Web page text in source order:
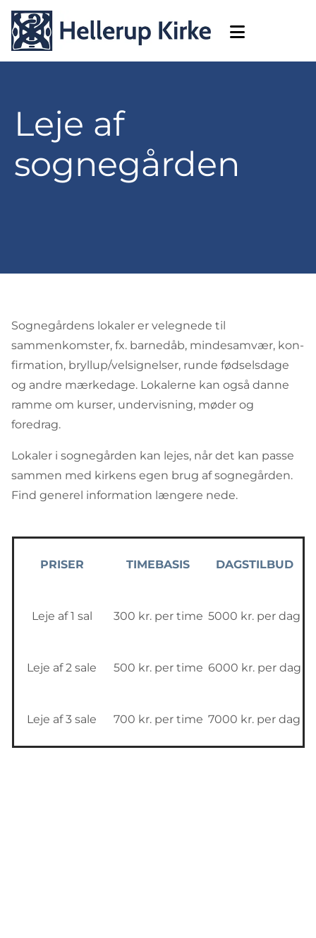
Leje af
sognegården
Sognegårdens lokaler er vel­egnede til
sammenkomster, fx. barnedåb, mindesamvær, kon­
firmation, bryllup/velsignelser, runde fødselsdage
og andre mærkedage. Lokalerne kan også danne
ramme om kurser, undervisning, møder og
foredrag.
Lokaler i sognegården kan lejes, når det kan passe
sammen med kirkens egen brug af sognegården.
Find generel information længere nede.
PRISER TIMEBASIS DAGSTILBUD
Leje af 1 sal 300 kr. per time 5000 kr. per dag
Leje af 2 sale 500 kr. per time 6000 kr. per dag
Leje af 3 sale 700 kr. per time 7000 kr. per dag